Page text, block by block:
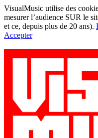
VisualMusic utilise des
mesurer l’audience SUR le
et ce, depuis plus de 20 ans).
Accepter